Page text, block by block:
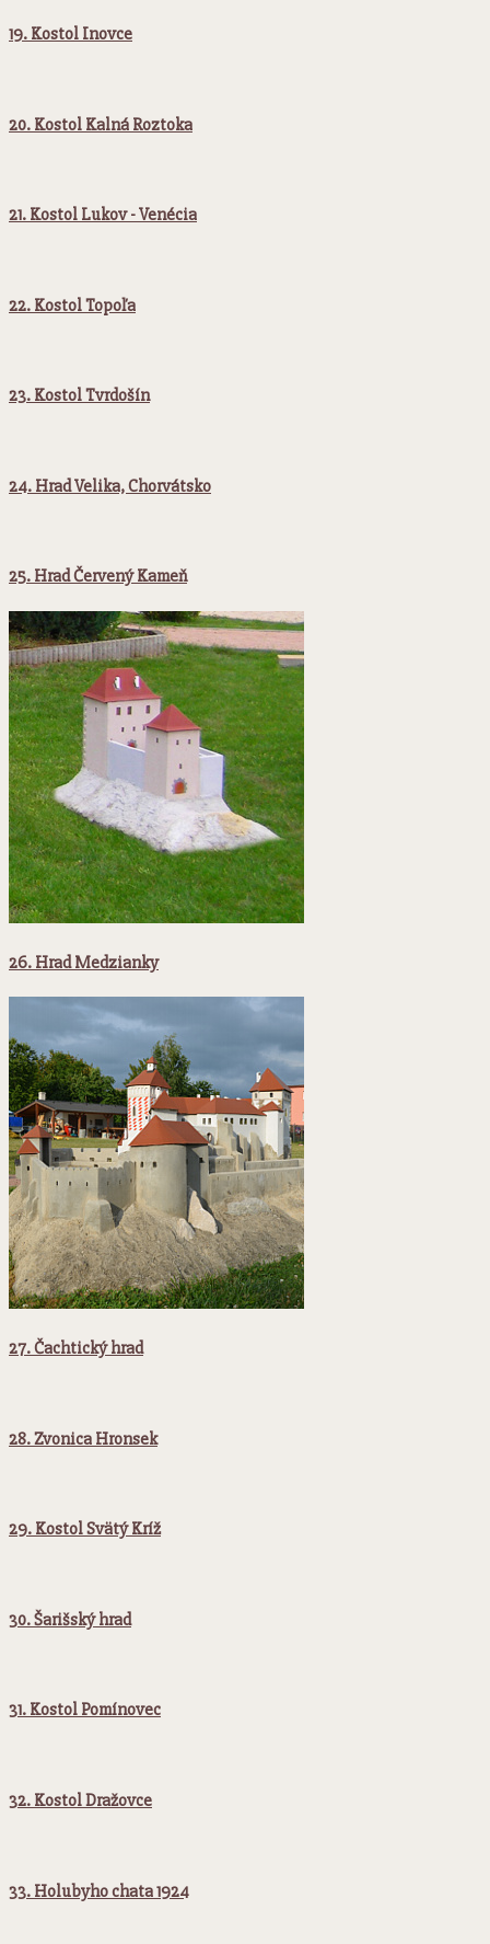
19. Kostol Inovce
20. Kostol Kalná Roztoka
21. Kostol Lukov - Venécia
22. Kostol Topoľa
23. Kostol Tvrdošín
24. Hrad Velika, Chorvátsko
25. Hrad Červený Kameň
26. Hrad Medzianky
27. Čachtický hrad
28. Zvonica Hronsek
29. Kostol Svätý Kríž
30. Šarišský hrad
31. Kostol Pomínovec
32. Kostol Dražovce
33. Holubyho chata 1924